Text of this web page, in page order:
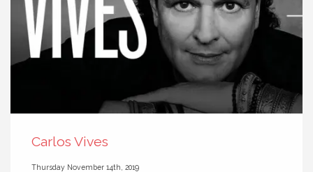
Carlos Vives
Thursday November 14th, 2019